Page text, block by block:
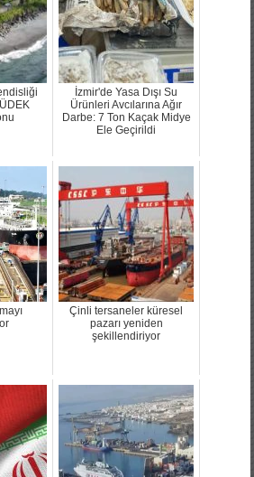
İzmir'de Yasa Dışı Su
Ürünleri Avcılarına Ağır
Darbe: 7 Ton Kaçak Midye
Ele Geçirildi
Çinli tersaneler küresel
pazarı yeniden
şekillendiriyor